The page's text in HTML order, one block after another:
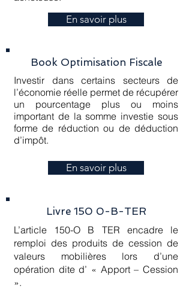
En savoir plus
Book Optimisation Fiscale
Investir dans certains secteurs de
l’économie réelle permet de récupérer
un pourcentage plus ou moins
important de la somme investie sous
forme de réduction ou de déduction
d’impôt.
En savoir plus
Livre 150 0-B-TER
L’article 150-O B TER encadre le
remploi des produits de cession de
valeurs mobilières lors d’une
opération dite d’ « Apport – Cession
».